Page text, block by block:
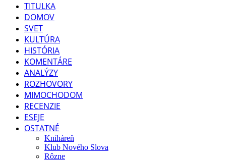
TITULKA
DOMOV
SVET
KULTÚRA
HISTÓRIA
KOMENTÁRE
ANALÝZY
ROZHOVORY
MIMOCHODOM
RECENZIE
ESEJE
OSTATNÉ
Kniháreň
Klub Nového Slova
Rôzne